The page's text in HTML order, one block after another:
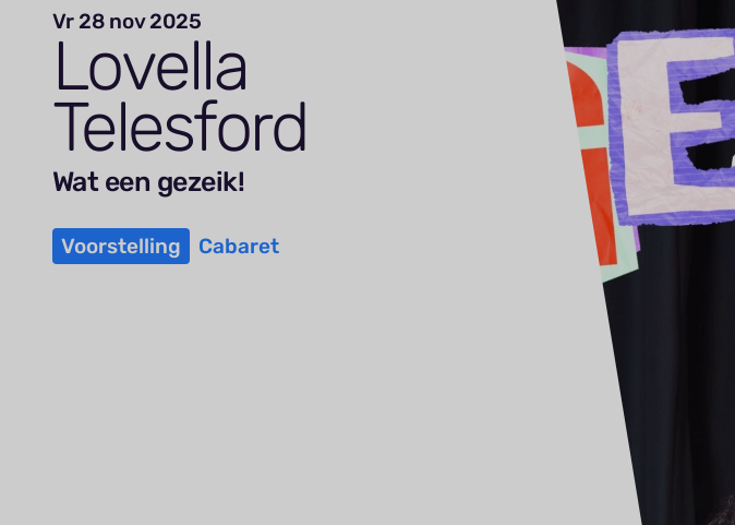
Vr 28 nov 2025
Lovella
Telesford
Wat een gezeik!
Voorstelling Cabaret